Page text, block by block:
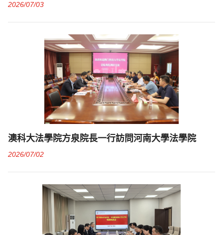
2026/07/03
澳科大法學院方泉院長一行訪問河南大學法學院
2026/07/02